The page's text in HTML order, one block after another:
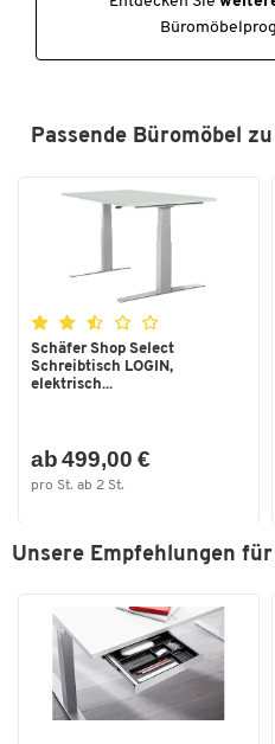
Breite [mm]
Höhe von [mm]
Passende Büromöbel
Schäfer Shop Select
Schreibtisch LOGIN,
elektrisch...
ab 499,00 €
pro St. ab 2 St.
Unsere Empfehlungen für